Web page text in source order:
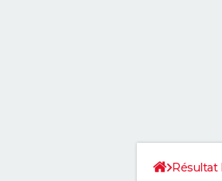
Résultat